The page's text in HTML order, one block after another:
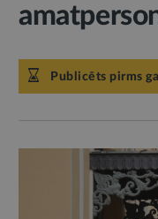
Publicēts pirms